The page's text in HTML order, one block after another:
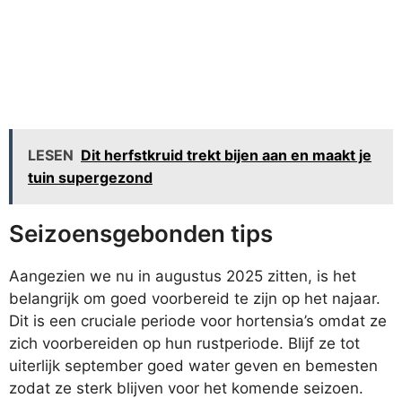
LESEN Dit herfstkruid trekt bijen aan en maakt je
tuin supergezond
Seizoensgebonden tips
Aangezien we nu in augustus 2025 zitten, is het
belangrijk om goed voorbereid te zijn op het najaar.
Dit is een cruciale periode voor hortensia’s omdat ze
zich voorbereiden op hun rustperiode. Blijf ze tot
uiterlijk september goed water geven en bemesten
zodat ze sterk blijven voor het komende seizoen.